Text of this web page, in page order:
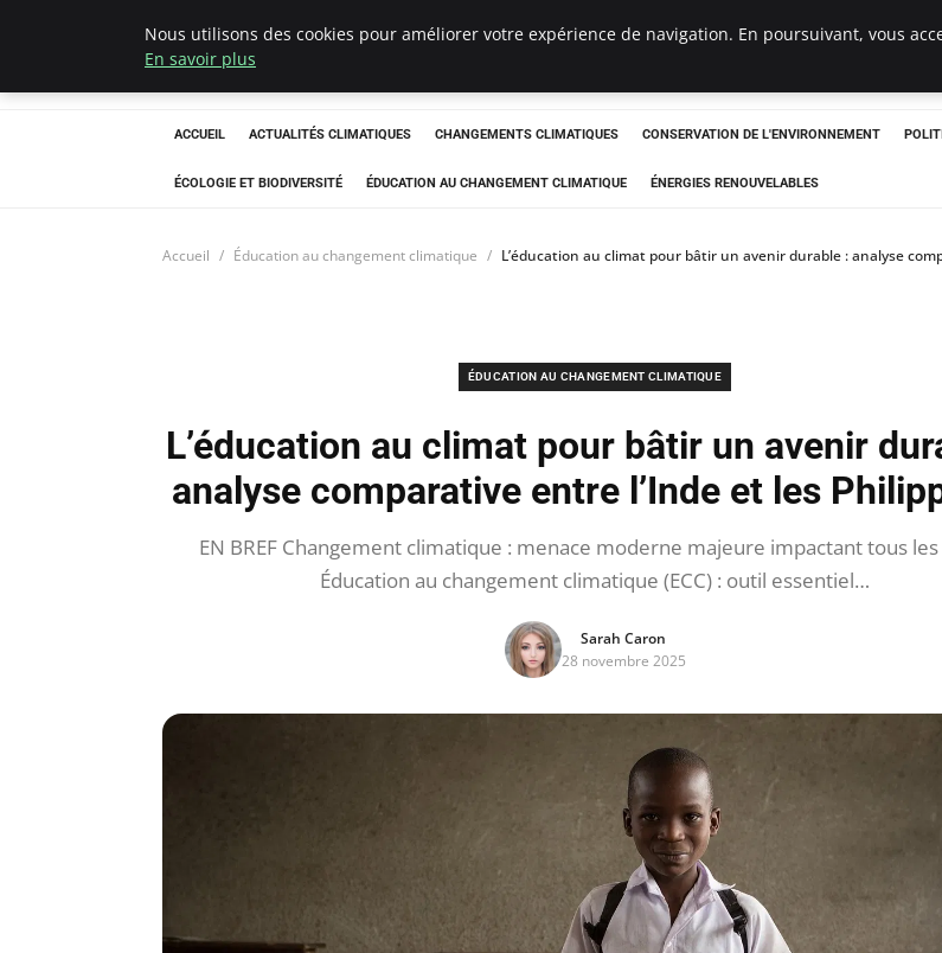
Climatedebtagents
ACCUEIL ACTUALITÉS CLIMATIQUES CHANGEMENTS CLIMATIQUES CONSERVATION DE L'ENVIRONNEMENT
ÉCOLOGIE ET BIODIVERSITÉ ÉDUCATION AU CHANGEMENT CLIMATIQUE ÉNERGIES RENOUVELABLES
Accueil Éducation au changement climatique L’éducation au climat pour bâtir un avenir durable : analyse
ÉDUCATION AU CHANGEMENT CLIMATIQUE
L’éducation au climat pour bâtir un avenir
analyse comparative entre l’Inde et les
EN BREF Changement climatique : menace moderne majeure impactant tous les
Éducation au changement climatique (ECC) : outil essentiel…
Sarah Caron
28 novembre 2025
Nous utilisons des cookies pour améliorer votre expérience de navigation. En poursuivant, vous
En savoir plus